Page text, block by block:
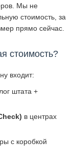
Мы не
стоимость, за
прямо сейчас.
стоимость?
входит:
штата +
в центрах
с коробкой